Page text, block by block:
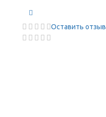
Оставить отзыв